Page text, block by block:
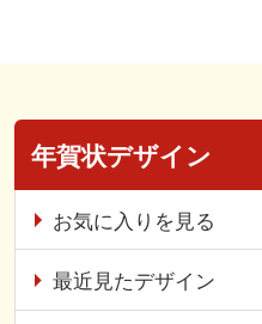
年賀状デザイン
お気に入りを見る
最近見たデザイン